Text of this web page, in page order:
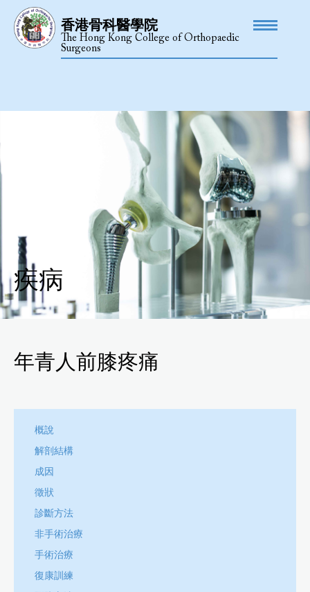
香港骨科醫學院
The Hong Kong College of Orthopaedic
Surgeons
疾病
年青人前膝疼痛
概說
解剖結構
成因
徵狀
診斷方法
非手術治療
手術治療
復康訓練